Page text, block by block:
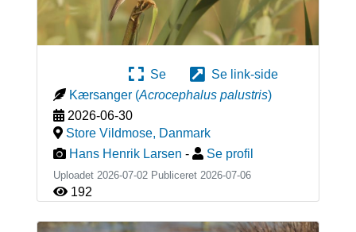
Se
Se link-side
Kærsanger (Acrocephalus palustris)
2026-06-30
Store Vildmose, Danmark
Hans Henrik Larsen - Se profil
Uploadet 2026-07-02 Publiceret 2026-07-06
192